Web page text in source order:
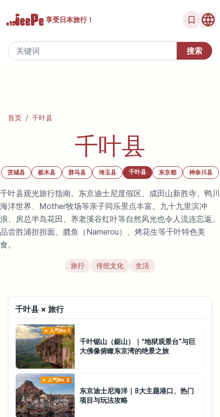
享受日本旅行！
首页 / 千叶县
千叶县
茨城县 枥木县 群马县 埼玉县 千叶县 东京都 神奈川县
千叶县观光旅行指南。东京迪士尼度假区、成田山新胜寺、鸭川
海洋世界、Mother牧场等亲子同乐景点丰富。九十九里滨冲
浪、房总半岛花田、养老溪谷红叶等自然风光也令人流连忘返。
品尝胜浦担担面、膍鱼（Namerou）、烤花生等千叶特色美
食。
旅行 传统文化 生活
千叶县 × 旅行
人气No.1
千叶锯山（鋸山）｜“地狱观景台”与巨
大佛像俯瞰东京湾的绝景之旅
人气No.2
东京迪士尼海洋｜8大主题港口、热门
项目与玩法攻略